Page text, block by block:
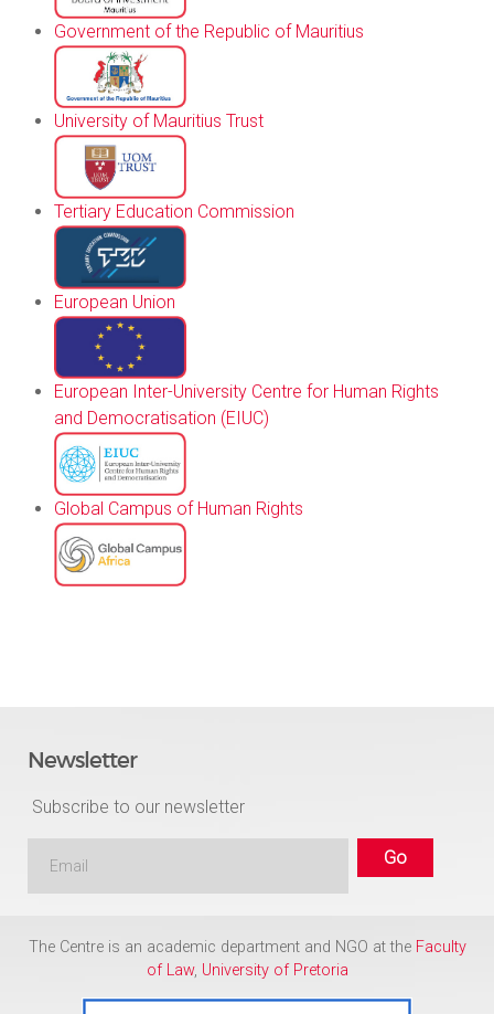
Government of the Republic of Mauritius
University of Mauritius Trust
Tertiary Education Commission
European Union
European Inter-University Centre for Human Rights
and Democratisation (EIUC)
Global Campus of Human Rights
Newsletter
Subscribe to our newsletter
The Centre is an academic department and NGO at the Faculty
of Law, University of Pretoria